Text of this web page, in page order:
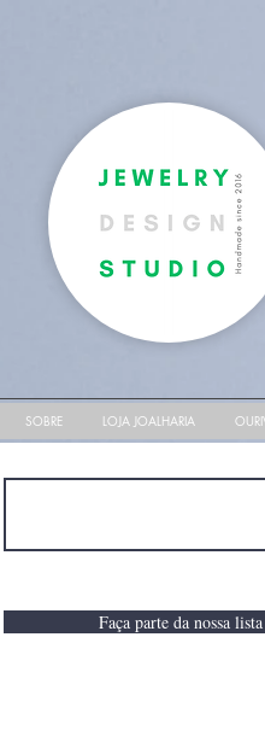
SOBRE LOJA JOALHARIA
Faça parte da nossa